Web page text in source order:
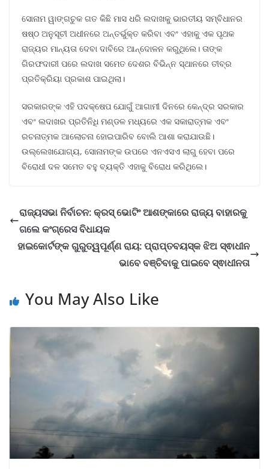
ସୋନାମ ୱାଙ୍ଗଚୁକ ଗତ କିଛି ମାସ ଧରି ଲଦାଖକୁ ଭାରତୀୟ ସମ୍ବିଧାନର
ଷଷ୍ଠ ଅନୁସୂଚୀ ଅଧୀନରେ ଅନ୍ତର୍ଭୁକ୍ତ କରିବା ଏବଂ ଏହାକୁ ଏକ ପୃଥକ
ରାଜ୍ୟର ମାନ୍ୟତା ଦେବା ଦାବିରେ ଆନ୍ଦୋଳନ କରୁଥିଲେ। ତାଙ୍କ
ଗିରଫଦାରୀ ପରେ ଲଦାଖ ସମେତ ଦେଶର ବିଭିନ୍ନ ସ୍ଥାନରେ ତୀବ୍ର
ପ୍ରତିକ୍ରିୟା ପ୍ରକାଶ ପାଇଥିଲା।
ସରକାରଙ୍କ ଏହି ପଦକ୍ଷେପ ଯୋଗୁଁ ଆଗାମୀ ଦିନରେ କେନ୍ଦ୍ର ସରକାର
ଏବଂ ଲଦାଖର ପ୍ରତିନିଧି ମଣ୍ଡଳ ମଧ୍ୟରେ ଏକ ସକାରାତ୍ମକ ଏବଂ
ରଚନାତ୍ମକ ଆଲୋଚନା ହୋଇପାରିବ ବୋଲି ଆଶା କରାଯାଉଛି।
ଉଲ୍ଲେଖଯୋଗ୍ୟ, ସୋନାମଙ୍କ ଉପରେ ଏନଏସଏ ଲାଗୁ ହେବା ପରେ
ବିରୋଧୀ ଦଳ ସମେତ ବହୁ ବ୍ୟକ୍ତି ଏହାକୁ ବିରୋଧ କରିଥିଲେ।
ରାଜ୍ୟସଭା ନିର୍ବାଚନ: କ୍ରସ୍ ଭୋଟିଂ ଆଶଙ୍କାରେ ରାଜ୍ୟ ବାହାରକୁ
ଗଲେ କଂଗ୍ରେସ ବିଧାୟକ
ହାଇକୋର୍ଟଙ୍କ ଗୁରୁତ୍ୱପୂର୍ଣ୍ଣ ରାୟ: ପ୍ରାପ୍ତବୟସ୍କ ଝିଅ ସ୍ଵାଧୀନ
ଭାବେ ବଞ୍ଚିବାକୁ ପାଇବେ ସ୍ଵାଧୀନତା
You May Also Like